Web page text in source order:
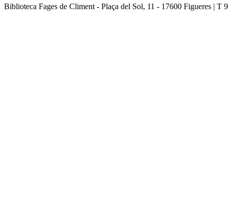
Biblioteca Fages de Climent - Plaça del Sol, 11 - 17600 Figueres |